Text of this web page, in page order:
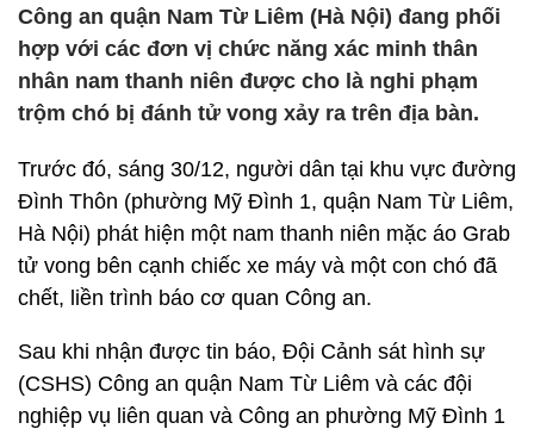
Công an quận Nam Từ Liêm (Hà Nội) đang phối
hợp với các đơn vị chức năng xác minh thân
nhân nam thanh niên được cho là nghi phạm
trộm chó bị đánh tử vong xảy ra trên địa bàn.
Trước đó, sáng 30/12, người dân tại khu vực đường
Đình Thôn (phường Mỹ Đình 1, quận Nam Từ Liêm,
Hà Nội) phát hiện một nam thanh niên mặc áo Grab
tử vong bên cạnh chiếc xe máy và một con chó đã
chết, liền trình báo cơ quan Công an.
Sau khi nhận được tin báo, Đội Cảnh sát hình sự
(CSHS) Công an quận Nam Từ Liêm và các đội
nghiệp vụ liên quan và Công an phường Mỹ Đình 1